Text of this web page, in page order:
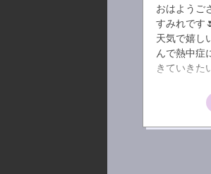
おはようご
すみれです
天気で嬉し
んで熱中症
きていきたい